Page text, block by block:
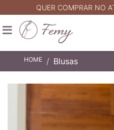
QUER COMPRAR NO
HOME Blusas